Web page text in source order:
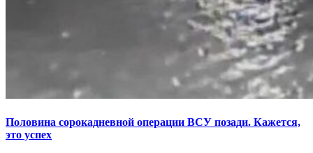
Половина сорокадневной операции ВСУ позади. Кажется,
это успех